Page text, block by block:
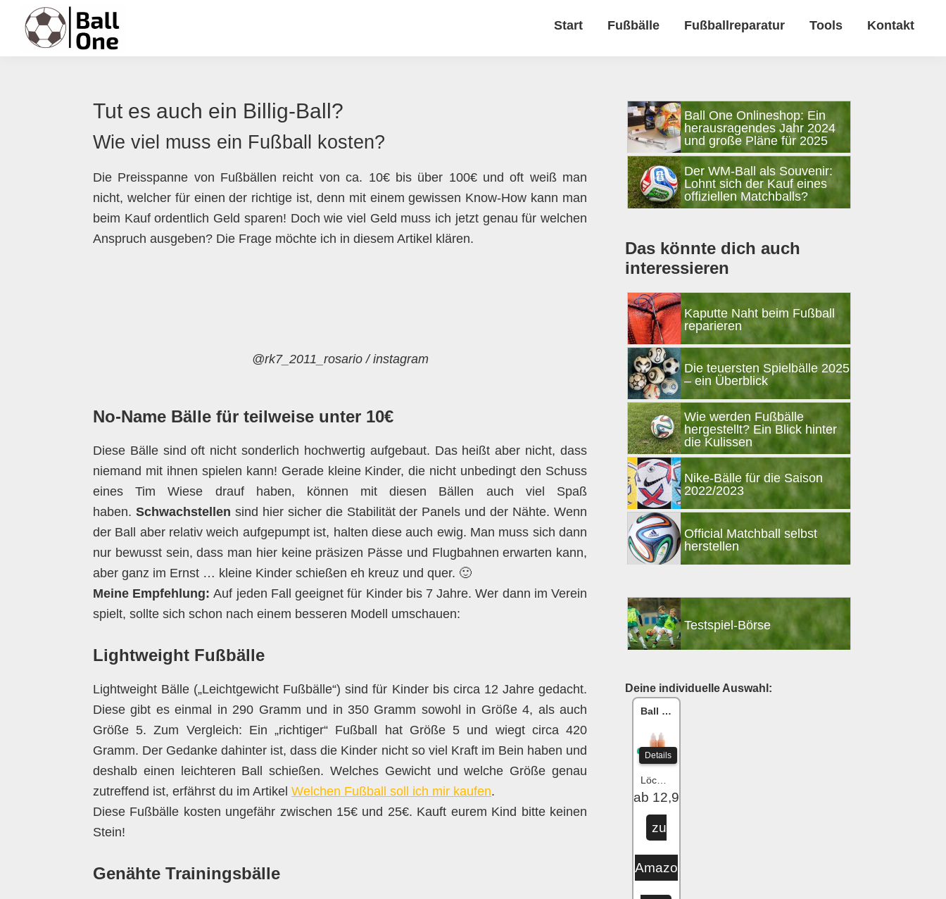
Hauptnavigation
springen
Inhalt
springen
Seitenspalte
springen
Fußzeile
springen
Start Fußbälle Fußballreparatur Tools Kontakt
Tut es auch ein Billig-Ball?
Wie viel muss ein Fußball kosten?
Die Preisspanne von Fußbällen reicht von ca. 10€ bis über 100€ und oft weiß man
nicht, welcher für einen der richtige ist, denn mit einem gewissen Know-How kann man
beim Kauf ordentlich Geld sparen! Doch wie viel Geld muss ich jetzt genau für welchen
Anspruch ausgeben? Die Frage möchte ich in diesem Artikel klären.
@rk7_2011_rosario / instagram
No-Name Bälle für teilweise unter 10€
Diese Bälle sind oft nicht sonderlich hochwertig aufgebaut. Das heißt aber nicht, dass
niemand mit ihnen spielen kann! Gerade kleine Kinder, die nicht unbedingt den Schuss
eines Tim Wiese drauf haben, können mit diesen Bällen auch viel Spaß
haben. Schwachstellen sind hier sicher die Stabilität der Panels und der Nähte. Wenn
der Ball aber relativ weich aufgepumpt ist, halten diese auch ewig. Man muss sich dann
nur bewusst sein, dass man hier keine präsizen Pässe und Flugbahnen erwarten kann,
aber ganz im Ernst … kleine Kinder schießen eh kreuz und quer. 🙂
Meine Empfehlung: Auf jeden Fall geeignet für Kinder bis 7 Jahre. Wer dann im Verein
spielt, sollte sich schon nach einem besseren Modell umschauen:
Lightweight Fußbälle
Lightweight Bälle („Leichtgewicht Fußbälle“) sind für Kinder bis circa 12 Jahre gedacht.
Diese gibt es einmal in 290 Gramm und in 350 Gramm sowohl in Größe 4, als auch
Größe 5. Zum Vergleich: Ein „richtiger“ Fußball hat Größe 5 und wiegt circa 420
Gramm. Der Gedanke dahinter ist, dass die Kinder nicht so viel Kraft im Bein haben und
deshalb einen leichteren Ball schießen. Welches Gewicht und welche Größe genau
zutreffend ist, erfährst du im Artikel Welchen Fußball soll ich mir kaufen.
Diese Fußbälle kosten ungefähr zwischen 15€ und 25€. Kauft eurem Kind bitte keinen
Stein!
Genähte Trainingsbälle
SeitenspalteBall One Onlineshop: Ein
herausragendes Jahr 2024
und große Pläne für 2025
Der WM-Ball als Souvenir:
Lohnt sich der Kauf eines
offiziellen Matchballs?
Das könnte dich auch
interessieren
Kaputte Naht beim Fußball
reparieren
Die teuersten Spielbälle 2025
– ein Überblick
Wie werden Fußbälle
hergestellt? Ein Blick hinter
die Kulissen
Nike-Bälle für die Saison
2022/2023
Official Matchball selbst
herstellen
Testspiel-Börse
Deine individuelle Auswahl:
Ball One Reparaturset
Details
ab 12,99 €
zu
Amazo